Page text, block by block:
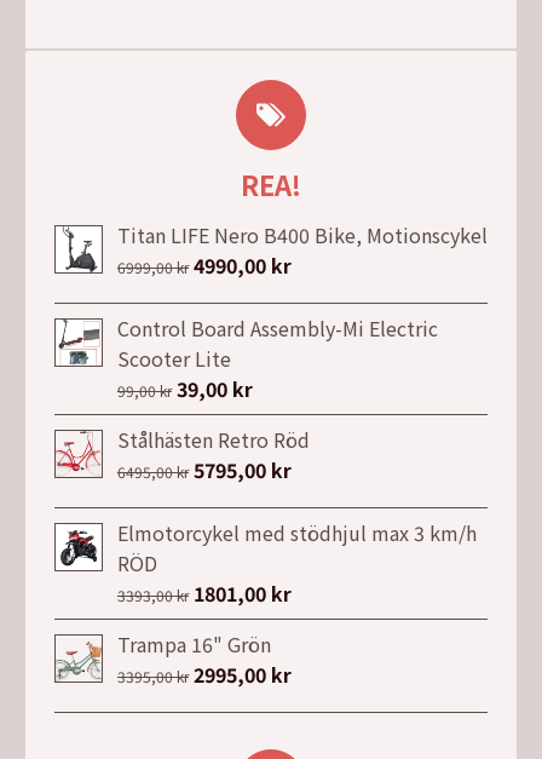
REA!
Titan LIFE Nero B400 Bike, Motionscykel
6999,00kr Det
ursprungliga
priset
var:
6999,00 kr.
4990,00 krDet
nuvarande
priset
Control Board Assembly-Mi Electric
Scooter Lite
99,00kr Det
ursprungliga
priset
var:
99,00 kr.
39,00 krDet
nuvarande
priset
är:
39,00 kr.
Stålhästen Retro Röd
6495,00kr Det
ursprungliga
priset
6495,00 kr.
5795,00 krDet
nuvarande
priset
5795,00 kr.
Elmotorcykel med stödhjul max 3 km/h
RÖD
3393,00kr Det
ursprungliga
priset
var:
3393,00 kr.
1801,00 krDet
nuvarande
är:
1801,00 kr.
Trampa 16" Grön
3395,00kr Det
ursprungliga
2995,00 krDet
nuvarande